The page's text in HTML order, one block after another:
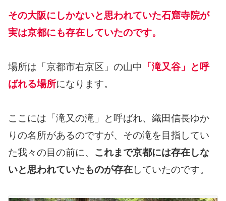
その大阪にしかないと思われていた石窟寺院が
実は京都にも存在していたのです。
場所は「京都市右京区」の山中 「滝又谷」と呼
ばれる場所になります。
ここには「滝又の滝」と呼ばれ、織田信長ゆか
りの名所があるのですが、その滝を目指してい
た我々の目の前に、 これまで京都には存在しな
いと思われていたものが存在していたのです。